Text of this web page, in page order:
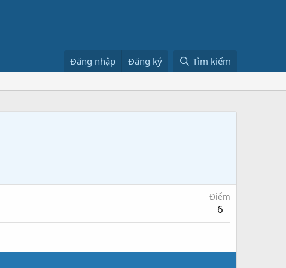
Đăng nhập Đăng ký Tìm kiếm
Điểm
6